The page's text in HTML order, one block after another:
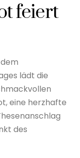
feiert
lädt die
eine herzhafte
des